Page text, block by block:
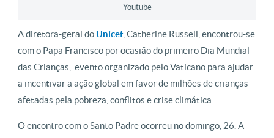
Youtube
A diretora-geral do Unicef, Catherine Russell, encontrou-se
com o Papa Francisco por ocasião do primeiro Dia Mundial
das Crianças, evento organizado pelo Vaticano para ajudar
a incentivar a ação global em favor de milhões de crianças
afetadas pela pobreza, conflitos e crise climática.
O encontro com o Santo Padre ocorreu no domingo, 26. A